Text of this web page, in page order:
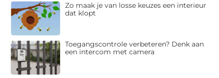
Zo maak je van losse keuzes een interieur
dat klopt
Toegangscontrole verbeteren? Denk aan
een intercom met camera